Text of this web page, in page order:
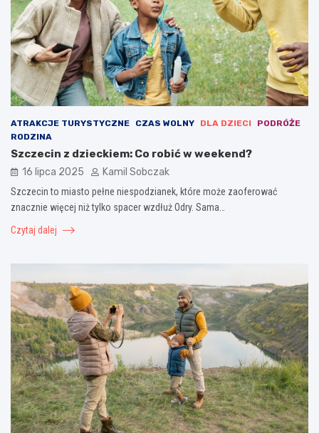
ATRAKCJE TURYSTYCZNE CZAS WOLNY DLA DZIECI
PODRÓŻE
RODZINA
Szczecin z dzieckiem: Co robić w weekend?
16 lipca 2025 Kamil Sobczak
Szczecin to miasto pełne niespodzianek, które może zaoferować
znacznie więcej niż tylko spacer wzdłuż Odry. Sama…
Czytaj dalej